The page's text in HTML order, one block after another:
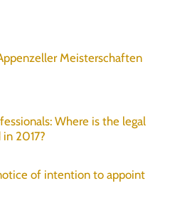
Meisterschaften
Where is the legal
2017?
of intention to appoint